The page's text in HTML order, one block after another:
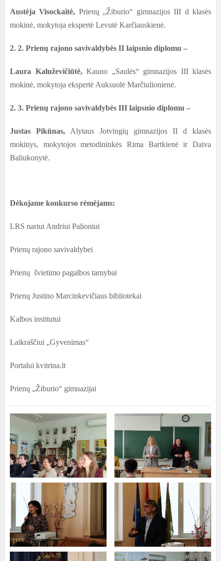
Austėja Visockaitė, Prienų „Žiburio“ gimnazijos III d klasės
mokinė, mokytoja ekspertė Levutė Karčiauskienė.
2. 2. Prienų rajono savivaldybės II laipsnio diplomu –
Laura Kaluževičiūtė,Kauno „Saulės“ gimnazijos III klasės
mokinė, mokytoja ekspertė Auksuolė Marčiulionienė.
2. 3. Prienų rajono savivaldybės III laipsnio diplomu –
Justas Pikūnas, Alytaus Jotvingių gimnazijos II d klasės
mokinys, mokytojos metodininkės Rima Bartkienė ir Daiva
Baliukonytė.
Dėkojame konkurso rėmėjams:
LRS nariui Andriui Palioniui
Prienų rajono savivaldybei
Prienų švietimo pagalbos tarnybai
Prienų Justino Marcinkevičiaus bibliotekai
Kalbos institutui
Laikraščiui „Gyvenimas“
Portalui kvitrina.lt
Prienų „Žiburio“ gimnazijai